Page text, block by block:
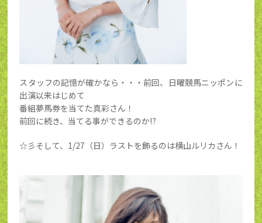
スタッフの記憶が確かなら・・・前回、日曜競馬ニッポンに
出演以来はじめて
番組夢馬券を当てた真彩さん！
前回に続き、当てる事ができるのか⁉
☆彡そして、1/27（日）ラストを飾るのは横山ルリカさん！